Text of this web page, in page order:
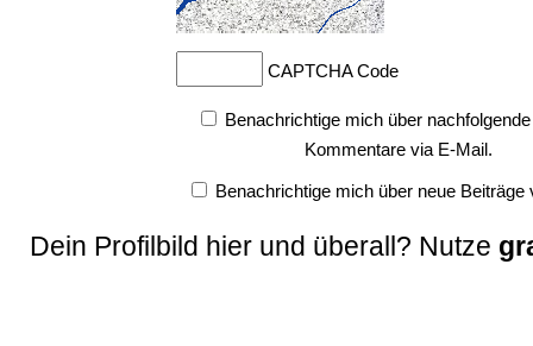
CAPTCHA Code
Benachrichtige mich über nachfolgende
Kommentare via E-Mail.
Benachrichtige mich über neue Beiträge
Dein Profilbild hier und überall? Nutze